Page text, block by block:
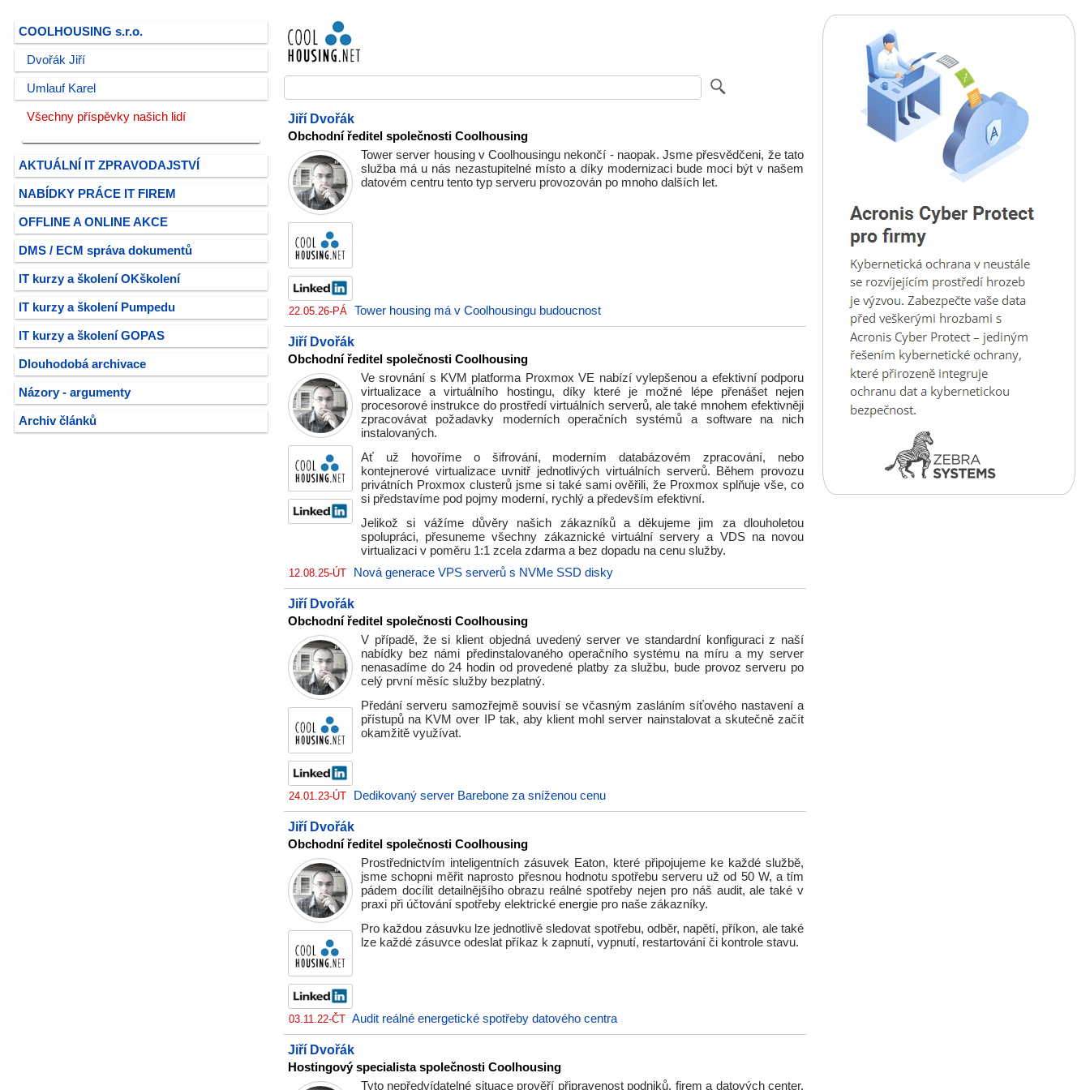
COOLHOUSING s.r.o.
Dvořák Jiří
Umlauf Karel
Všechny příspěvky našich lidí
AKTUÁLNÍ IT ZPRAVODAJSTVÍ
NABÍDKY PRÁCE IT FIREM
OFFLINE A ONLINE AKCE
DMS / ECM správa dokumentů
IT kurzy a školení OKškolení
IT kurzy a školení Pumpedu
IT kurzy a školení GOPAS
Dlouhodobá archivace
Názory - argumenty
Archiv článků
Jiří Dvořák
Obchodní ředitel společnosti Coolhousing
Tower server housing v Coolhousingu nekončí - naopak. Jsme přesvědčeni, že tato
služba má u nás nezastupitelné místo a díky modernizaci bude moci být v našem
datovém centru tento typ serveru provozován po mnoho dalších let.
22.05.26-PÁ Tower housing má v Coolhousingu budoucnost
Jiří Dvořák
Obchodní ředitel společnosti Coolhousing
Ve srovnání s KVM platforma Proxmox VE nabízí vylepšenou a efektivní podporu
virtualizace a virtuálního hostingu, díky které je možné lépe přenášet nejen
procesorové instrukce do prostředí virtuálních serverů, ale také mnohem efektivněji
zpracovávat požadavky moderních operačních systémů a software na nich
instalovaných.
Ať už hovoříme o šifrování, moderním databázovém zpracování, nebo
kontejnerové virtualizace uvnitř jednotlivých virtuálních serverů. Během provozu
privátních Proxmox clusterů jsme si také sami ověřili, že Proxmox splňuje vše, co
si představíme pod pojmy moderní, rychlý a především efektivní.
Jelikož si vážíme důvěry našich zákazníků a děkujeme jim za dlouholetou
spolupráci, přesuneme všechny zákaznické virtuální servery a VDS na novou
virtualizaci v poměru 1:1 zcela zdarma a bez dopadu na cenu služby.
12.08.25-ÚT Nová generace VPS serverů s NVMe SSD disky
Jiří Dvořák
Obchodní ředitel společnosti Coolhousing
V případě, že si klient objedná uvedený server ve standardní konfiguraci z naší
nabídky bez námi předinstalovaného operačního systému na míru a my server
nenasadíme do 24 hodin od provedené platby za službu, bude provoz serveru po
celý první měsíc služby bezplatný.
Předání serveru samozřejmě souvisí se včasným zasláním síťového nastavení a
přístupů na KVM over IP tak, aby klient mohl server nainstalovat a skutečně začít
okamžitě využívat.
24.01.23-ÚT Dedikovaný server Barebone za sníženou cenu
Jiří Dvořák
Obchodní ředitel společnosti Coolhousing
Prostřednictvím inteligentních zásuvek Eaton, které připojujeme ke každé službě,
jsme schopni měřit naprosto přesnou hodnotu spotřebu serveru už od 50 W, a tím
pádem docílit detailnějšího obrazu reálné spotřeby nejen pro náš audit, ale také v
praxi při účtování spotřeby elektrické energie pro naše zákazníky.
Pro každou zásuvku lze jednotlivě sledovat spotřebu, odběr, napětí, příkon, ale také
lze každé zásuvce odeslat příkaz k zapnutí, vypnutí, restartování či kontrole stavu.
03.11.22-ČT Audit reálné energetické spotřeby datového centra
Jiří Dvořák
Hostingový specialista společnosti Coolhousing
Tyto nepředvídatelné situace prověří připravenost podniků, firem a datových center,